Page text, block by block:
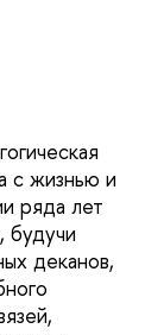
с жизнью и
ряда лет
будучи
деканов,